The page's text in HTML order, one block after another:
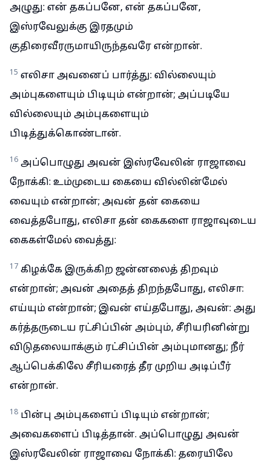
அழுது: என் தகப்பனே, என் தகப்பனே,
இஸ்ரவேலுக்கு இரதமும்
குதிரைவீரருமாயிருந்தவரே என்றான்.
15 எலிசா அவனைப் பார்த்து: வில்லையும்
அம்புகளையும் பிடியும் என்றான்; அப்படியே
வில்லையும் அம்புகளையும்
பிடித்துக்கொண்டான்.
16 அப்பொழுது அவன் இஸ்ரவேலின் ராஜாவை
நோக்கி: உம்முடைய கையை வில்லின்மேல்
வையும் என்றான்; அவன் தன் கையை
வைத்தபோது, எலிசா தன் கைகளை ராஜாவுடைய
கைகள்மேல் வைத்து:
17 கிழக்கே இருக்கிற ஜன்னலைத் திறவும்
என்றான்; அவன் அதைத் திறந்தபோது, எலிசா:
எய்யும் என்றான்; இவன் எய்தபோது, அவன்: அது
கர்த்தருடைய ரட்சிப்பின் அம்பும், சீரியரினின்று
விடுதலையாக்கும் ரட்சிப்பின் அம்புமானது; நீர்
ஆப்பெக்கிலே சீரியரைத் தீர முறிய அடிப்பீர்
என்றான்.
18 பின்பு அம்புகளைப் பிடியும் என்றான்;
அவைகளைப் பிடித்தான். அப்பொழுது அவன்
இஸ்ரவேலின் ராஜாவை நோக்கி: தரையிலே